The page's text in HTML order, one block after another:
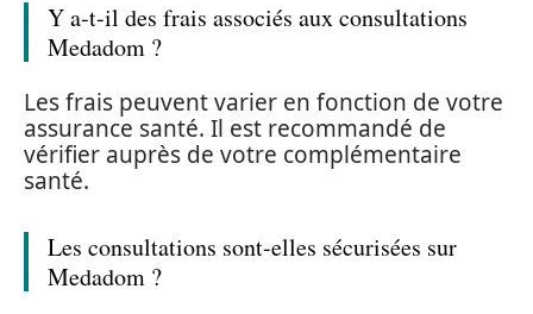
Y a-t-il des frais associés aux consultations
Medadom ?
Les frais peuvent varier en fonction de votre
assurance santé. Il est recommandé de
vérifier auprès de votre complémentaire
santé.
Les consultations sont-elles sécurisées sur
Medadom ?